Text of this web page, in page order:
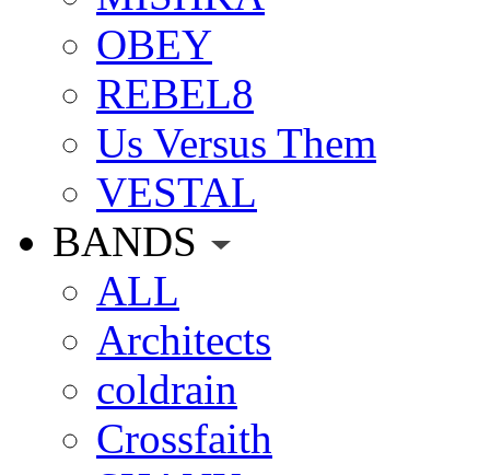
OBEY
REBEL8
Us Versus Them
VESTAL
BANDS
ALL
Architects
coldrain
Crossfaith